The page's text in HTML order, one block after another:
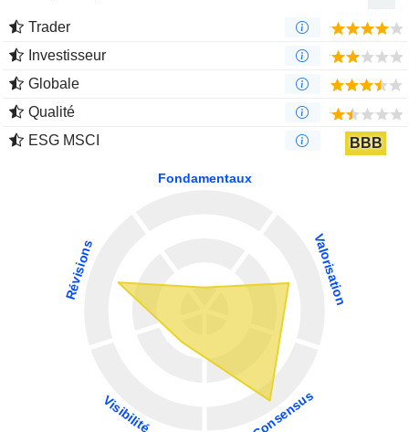
Trader
Investisseur
Globale
Qualité
ESG MSCI
BBB